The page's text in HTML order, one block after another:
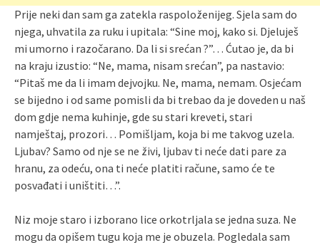
Prije neki dan sam ga zatekla raspoloženijeg. Sjela sam do
njega, uhvatila za ruku i upitala: “Sine moj, kako si. Djeluješ
mi umorno i razočarano. Da li si srećan ?”… Ćutao je, da bi
na kraju izustio: “Ne, mama, nisam srećan”, pa nastavio:
“Pitaš me da li imam dejvojku. Ne, mama, nemam. Osjećam
se bijedno i od same pomisli da bi trebao da je doveden u naš
dom gdje nema kuhinje, gde su stari kreveti, stari
namještaj, prozori… Pomišljam, koja bi me takvog uzela.
Ljubav? Samo od nje se ne živi, ljubav ti neće dati pare za
hranu, za odeću, ona ti neće platiti račune, samo će te
posvađati i uništiti…”.
Niz moje staro i izborano lice orkotrljala se jedna suza. Ne
mogu da opišem tugu koja me je obuzela. Pogledala sam